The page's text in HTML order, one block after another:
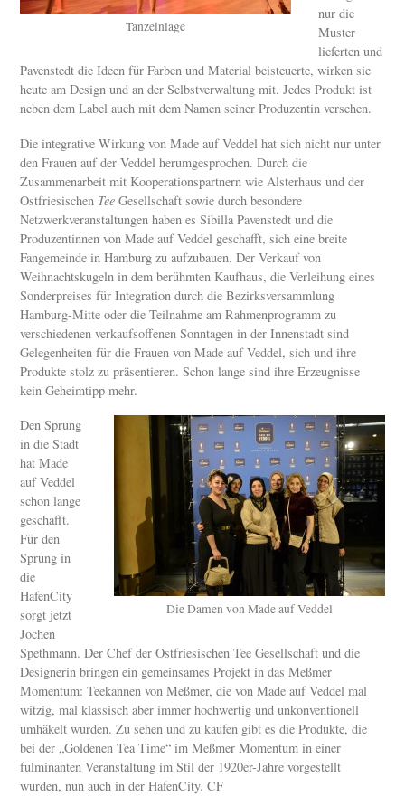
Tanzeinlage
nur die
Muster
lieferten und
Pavenstedt die Ideen für Farben und Material beisteuerte, wirken sie
heute am Design und an der Selbstverwaltung mit. Jedes Produkt ist
neben dem Label auch mit dem Namen seiner Produzentin versehen.
Die integrative Wirkung von Made auf Veddel hat sich nicht nur unter
den Frauen auf der Veddel herumgesprochen. Durch die
Zusammenarbeit mit Kooperationspartnern wie Alsterhaus und der
Ostfriesischen Tee Gesellschaft sowie durch besondere
Netzwerkveranstaltungen haben es Sibilla Pavenstedt und die
Produzentinnen von Made auf Veddel geschafft, sich eine breite
Fangemeinde in Hamburg zu aufzubauen. Der Verkauf von
Weihnachtskugeln in dem berühmten Kaufhaus, die Verleihung eines
Sonderpreises für Integration durch die Bezirksversammlung
Hamburg-Mitte oder die Teilnahme am Rahmenprogramm zu
verschiedenen verkaufsoffenen Sonntagen in der Innenstadt sind
Gelegenheiten für die Frauen von Made auf Veddel, sich und ihre
Produkte stolz zu präsentieren. Schon lange sind ihre Erzeugnisse
kein Geheimtipp mehr.
Die Damen von Made auf Veddel
Den Sprung
in die Stadt
hat Made
auf Veddel
schon lange
geschafft.
Für den
Sprung in
die
HafenCity
sorgt jetzt
Jochen
Spethmann. Der Chef der Ostfriesischen Tee Gesellschaft und die
Designerin bringen ein gemeinsames Projekt in das Meßmer
Momentum: Teekannen von Meßmer, die von Made auf Veddel mal
witzig, mal klassisch aber immer hochwertig und unkonventionell
umhäkelt wurden. Zu sehen und zu kaufen gibt es die Produkte, die
bei der „Goldenen Tea Time“ im Meßmer Momentum in einer
fulminanten Veranstaltung im Stil der 1920er-Jahre vorgestellt
wurden, nun auch in der HafenCity. CF